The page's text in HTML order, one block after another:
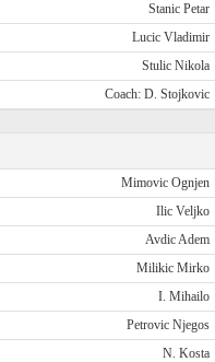
Stanic Petar
Lucic Vladimir
Stulic Nikola
Coach: D. Stojkovic
Mimovic Ognjen
Ilic Veljko
Avdic Adem
Milikic Mirko
I. Mihailo
Petrovic Njegos
N. Kosta